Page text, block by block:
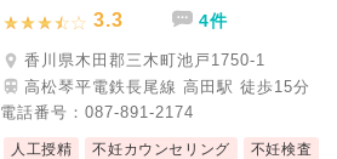
3.3 4件
香川県木田郡三木町池戸1750-1
高松琴平電鉄長尾線 高田駅 徒歩15分
電話番号： 087-891-2174
人工授精 不妊カウンセリング 不妊検査